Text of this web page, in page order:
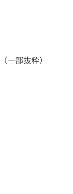
（一部抜粋）